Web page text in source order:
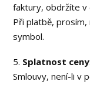
faktury, obdržíte v
Při platbě,
symbol.
5. Splatnost ceny
Smlouvy, není-li v